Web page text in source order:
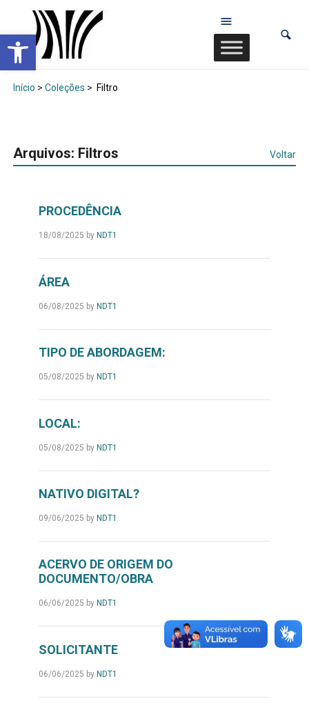
Abrir a barra de ferramentas
Início > Coleções > Filtro
Arquivos: Filtros Voltar
PROCEDÊNCIA
18/08/2025 by NDT1
ÁREA
06/08/2025 by NDT1
TIPO DE ABORDAGEM:
05/08/2025 by NDT1
LOCAL:
05/08/2025 by NDT1
NATIVO DIGITAL?
09/06/2025 by NDT1
ACERVO DE ORIGEM DO
DOCUMENTO/OBRA
06/06/2025 by NDT1
SOLICITANTE
06/06/2025 by NDT1